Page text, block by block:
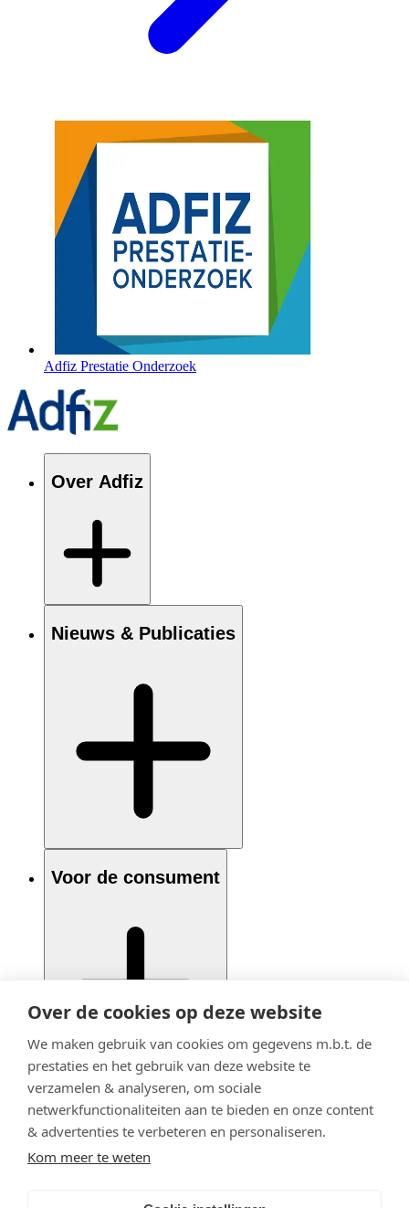
Over de cookies op deze website
We maken gebruik van cookies om gegevens m.b.t. de
prestaties en het gebruik van deze website te
verzamelen & analyseren, om sociale
netwerkfunctionaliteiten aan te bieden en onze content
& advertenties te verbeteren en personaliseren.
Kom meer te weten
Adfiz Prestatie Onderzoek
Over Adfiz
Nieuws & Publicaties
Voor de consument